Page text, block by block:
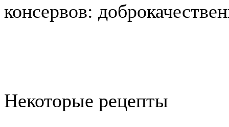
консервов:
Некоторые рецепты